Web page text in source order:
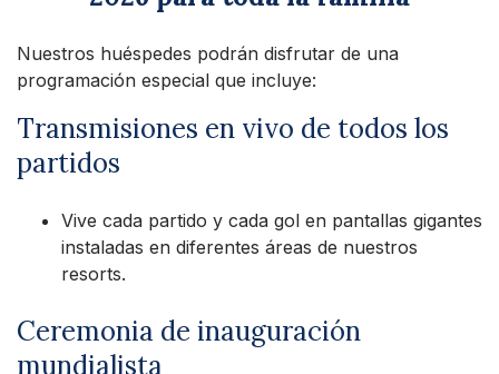
Nuestros huéspedes podrán disfrutar de una
programación especial que incluye:
Transmisiones en vivo de todos los
partidos
Vive cada partido y cada gol en pantallas gigantes
instaladas en diferentes áreas de nuestros
resorts.
Ceremonia de inauguración
mundialista